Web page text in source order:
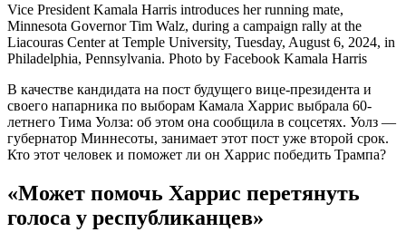
Vice President Kamala Harris introduces her running mate,
Minnesota Governor Tim Walz, during a campaign rally at the
Liacouras Center at Temple University, Tuesday, August 6, 2024, in
Philadelphia, Pennsylvania. Photo by Facebook Kamala Harris
В качестве кандидата на пост будущего вице-президента и
своего напарника по выборам Камала Харрис выбрала 60-
летнего Тима Уолза: об этом она сообщила в соцсетях. Уолз —
губернатор Миннесоты, занимает этот пост уже второй срок.
Кто этот человек и поможет ли он Харрис победить Трампа?
«Может помочь Харрис перетянуть
голоса у республиканцев»